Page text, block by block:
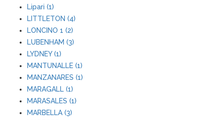
Lipari (1)
LITTLETON (4)
LONCINO 1 (2)
LUBENHAM (3)
LYDNEY (1)
MANTUNALLE (1)
MANZANARES (1)
MARAGALL (1)
MARASALES (1)
MARBELLA (3)